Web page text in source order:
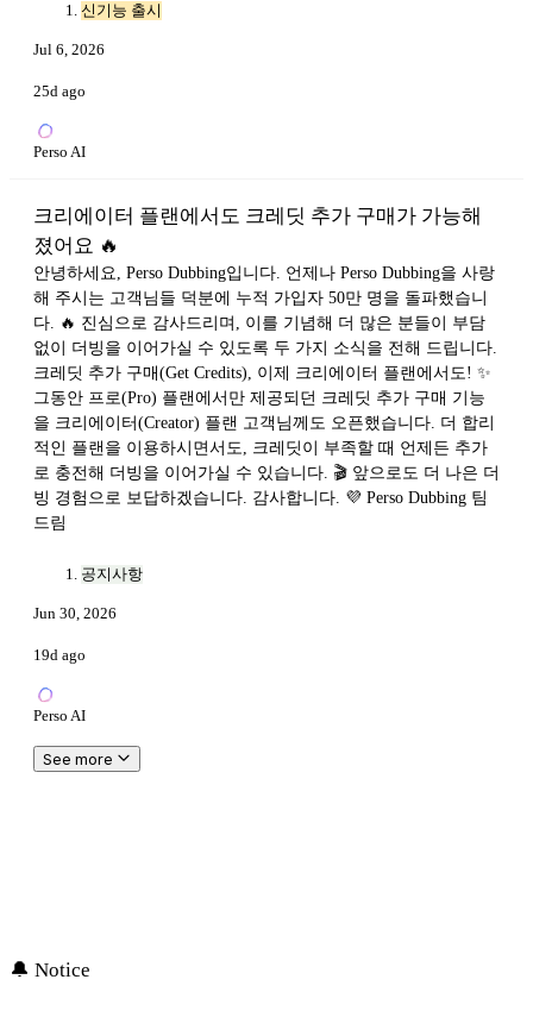
신기능 출시
Jul 6, 2026
25d ago
Perso AI
크리에이터 플랜에서도 크레딧 추가 구매가 가능해
졌어요 🔥
안녕하세요, Perso Dubbing입니다. 언제나 Perso Dubbing을 사랑
해 주시는 고객님들 덕분에 누적 가입자 50만 명을 돌파했습니
다. 🔥 진심으로 감사드리며, 이를 기념해 더 많은 분들이 부담
없이 더빙을 이어가실 수 있도록 두 가지 소식을 전해 드립니다.
크레딧 추가 구매(Get Credits), 이제 크리에이터 플랜에서도! ✨
그동안 프로(Pro) 플랜에서만 제공되던 크레딧 추가 구매 기능
을 크리에이터(Creator) 플랜 고객님께도 오픈했습니다. 더 합리
적인 플랜을 이용하시면서도, 크레딧이 부족할 때 언제든 추가
로 충전해 더빙을 이어가실 수 있습니다. 🎬 앞으로도 더 나은 더
빙 경험으로 보답하겠습니다. 감사합니다. 💜 Perso Dubbing 팀
드림
공지사항
Jun 30, 2026
19d ago
Perso AI
See more
🔔 Notice